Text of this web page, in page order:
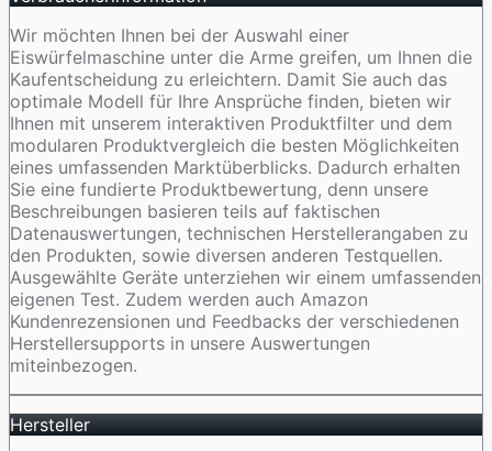
Wir möchten Ihnen bei der Auswahl einer
Eiswürfelmaschine unter die Arme greifen, um Ihnen die
Kaufentscheidung zu erleichtern. Damit Sie auch das
optimale Modell für Ihre Ansprüche finden, bieten wir
Ihnen mit unserem interaktiven Produktfilter und dem
modularen Produktvergleich die besten Möglichkeiten
eines umfassenden Marktüberblicks. Dadurch erhalten
Sie eine fundierte Produktbewertung, denn unsere
Beschreibungen basieren teils auf faktischen
Datenauswertungen, technischen Herstellerangaben zu
den Produkten, sowie diversen anderen Testquellen.
Ausgewählte Geräte unterziehen wir einem umfassenden
eigenen Test. Zudem werden auch Amazon
Kundenrezensionen und Feedbacks der verschiedenen
Herstellersupports in unsere Auswertungen
miteinbezogen.
Hersteller